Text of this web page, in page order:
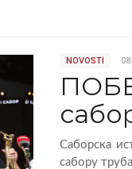
NOVOSTI
Саборска
сабору